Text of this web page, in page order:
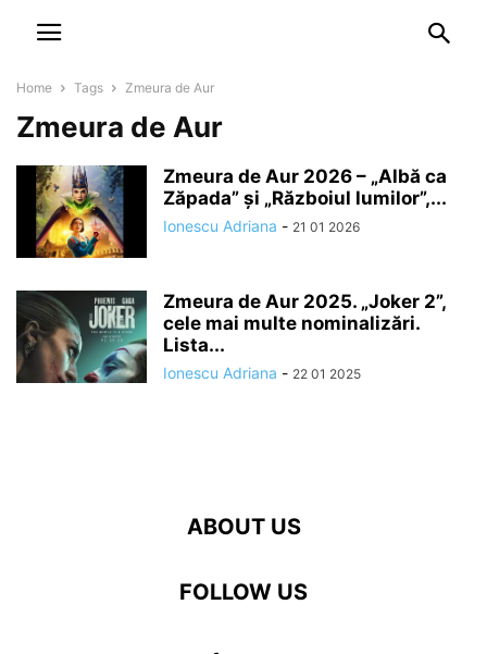
Home Tags Zmeura de Aur
Zmeura de Aur
Zmeura de Aur 2026 – „Albă ca
Zăpada” şi „Războiul lumilor”,...
Ionescu Adriana - 21 01 2026
Zmeura de Aur 2025. „Joker 2”,
cele mai multe nominalizări.
Lista...
Ionescu Adriana - 22 01 2025
ABOUT US
FOLLOW US